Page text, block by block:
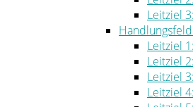
Leitziel
Leitziel
Leitziel
Leitziel
Leitziel